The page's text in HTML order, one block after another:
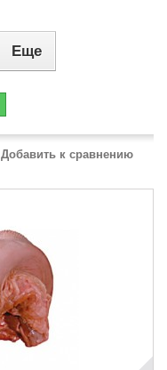
Еще
Добавить к сравнению